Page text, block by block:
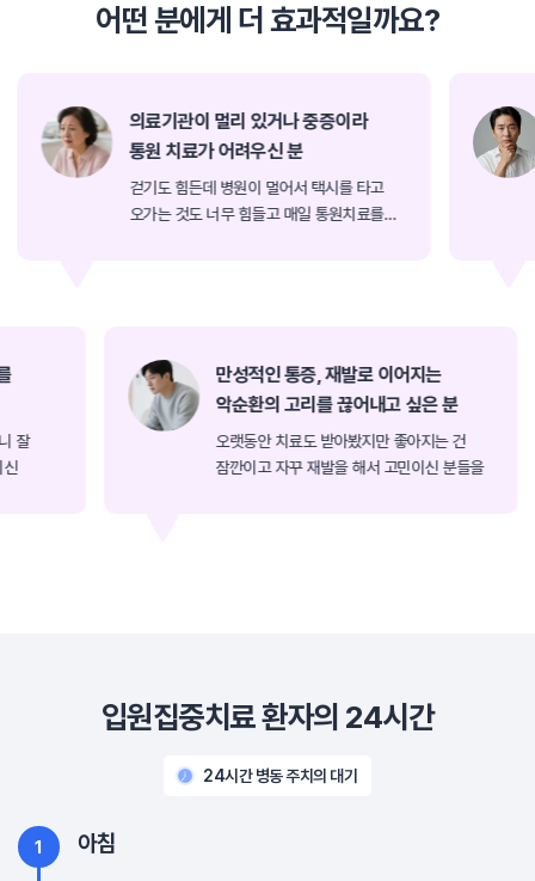
어떤 분에게 더 효과적일까요?
의료기관이 멀리 있거나 중증이라
통원 치료가 어려우신 분
걷기도 힘든데 병원이 멀어서 택시를 타고
오가는 것도 너무 힘들고 매일 통원치료를
갑
생
만성적인 통증, 재발로 이어지는
악순환의 고리를 끊어내고 싶은 분
오랫동안 치료도 받아봤지만 좋아지는 건
잠깐이고 자꾸 재발을 해서 고민이신 분들
치료를
하려니 잘
고민이신
입원집중치료 환자의 24시간
24시간 병동 주치의 대기
1 아침